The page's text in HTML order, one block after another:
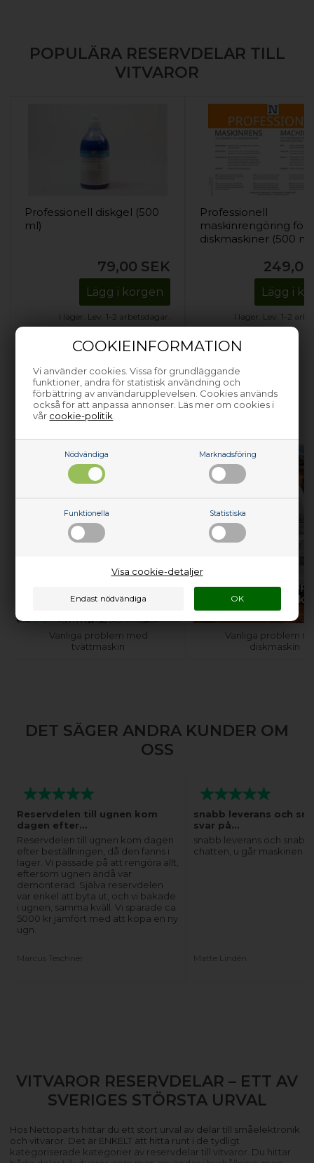
COOKIEINFORMATION
Vi använder cookies. Vissa för grundläggande
funktioner, andra för statistisk användning och
förbättring av användarupplevelsen. Cookies används
också för att anpassa annonser. Läs mer om cookies i
vår cookie-politik
Nödvändiga Marknadsföring
Funktionella Statistiska
Visa cookie-detaljer
POPULÄRA RESERVDELAR TILL
VITVAROR
Professionell diskgel (500
ml)
79,00 SEK
Lägg i korgen
I lager. Lev. 1-2 arbetsdagar.
Professionell
maskinrengöring för
diskmaskiner (500
249,00
Lägg i
I lager. Lev. 1-2
HJÄLP MED ATT REPARERA DINA
din tvättmaskin?
Vanliga problem med
tvättmaskin
Behöver du hjälp
din
Vanliga problem
diskmaskin
DET SÄGER ANDRA KUNDER OM
OSS
Reservdelen till ugnen kom
dagen efter…
Reservdelen till ugnen kom dagen
efter beställningen, då den fanns i
lager. Vi passade på att rengöra allt,
eftersom ugnen ändå var
demonterad. Själva reservdelen
var enkel att byta ut, och vi bakade
i ugnen, samma kväll. Vi sparade ca
5000 kr jämfört med att köpa en ny
ugn.
Marcus Teschner
snabb leverans och
svar på…
snabb leverans och
chatten, u går maskinen
Matte Lindén
VITVAROR RESERVDELAR – ETT AV
SVERIGES STÖRSTA URVAL
Hos Nettoparts hittar du ett stort urval av delar till småelektronik
och vitvaror. Det är ENKELT att hitta runt i de tydligt
kategoriserade kategorier av reservdelar till vitvaror. Du hittar